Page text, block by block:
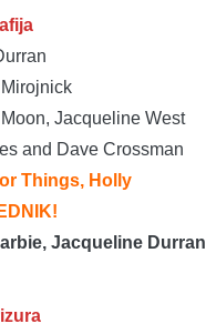
Jacqueline West
and Dave Crossman
Things, Holly
Jacqueline Durran